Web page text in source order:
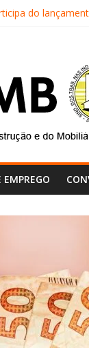
do
são
faz
EMPREGO